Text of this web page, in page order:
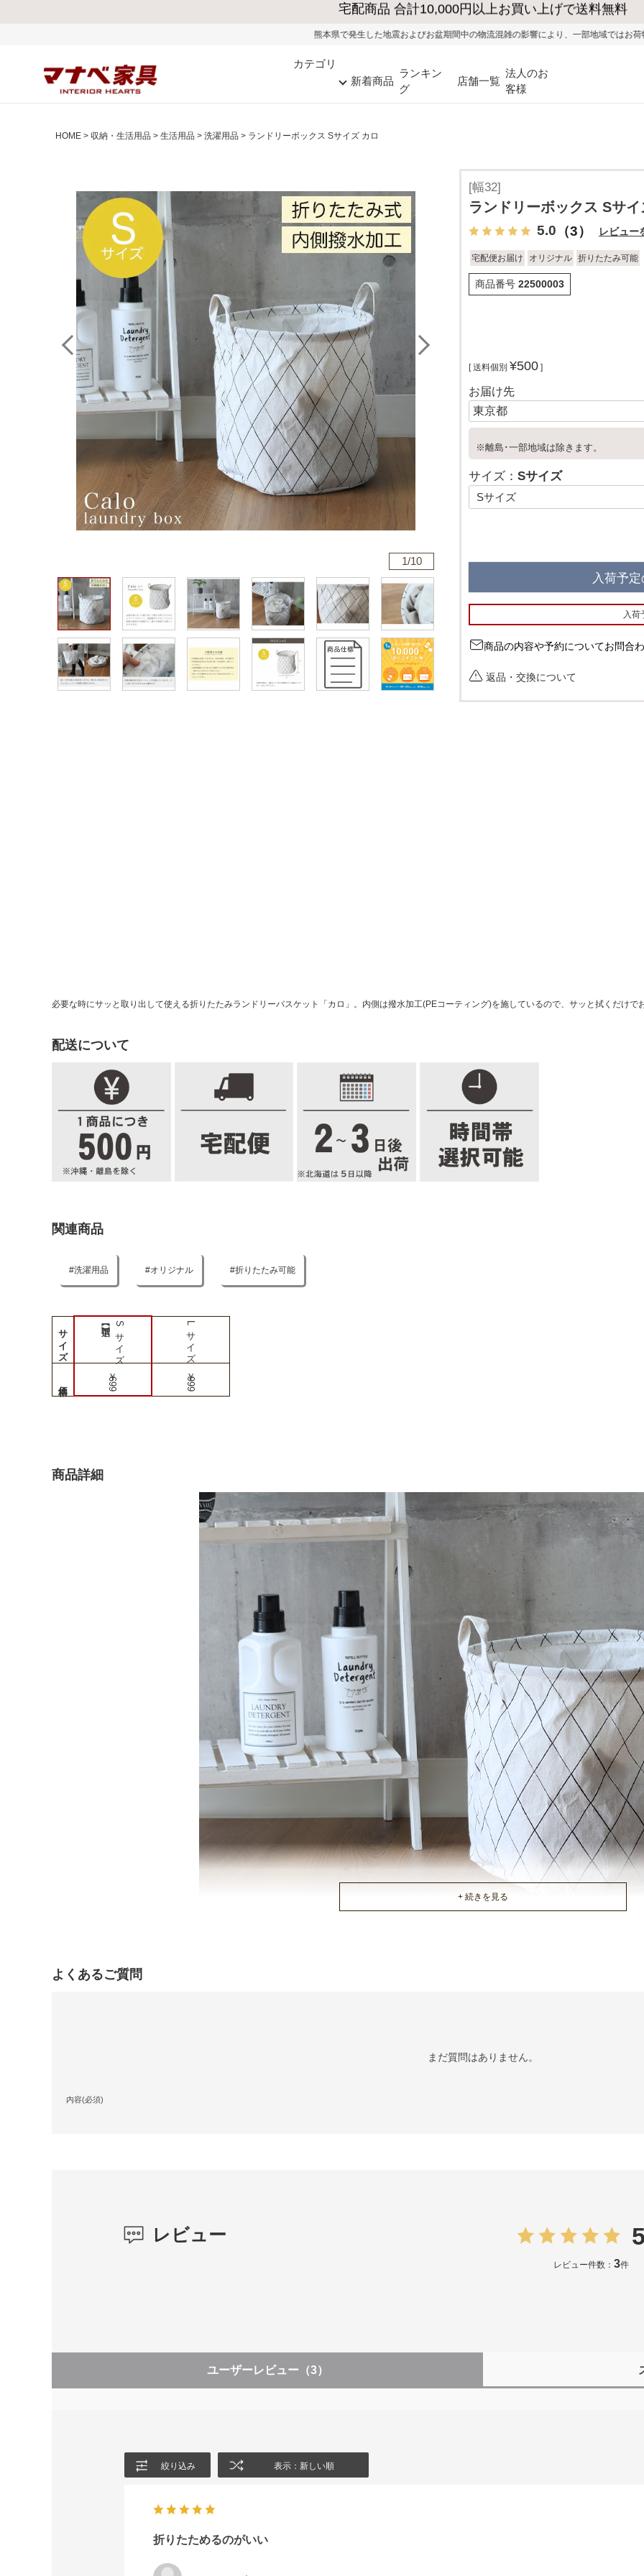
熊本県で発生した地震およびお盆期間中の物流混雑の影響により、一部地域ではお荷物のお届けに遅れが生
カテゴリ
新着商品
ランキン
グ
店舗一覧
法人のお
客様
HOME 収納・生活用品 生活用品 洗濯用品 ランドリーボックス Sサイズ カロ
1/10
[幅32]
ランドリーボックス Sサ
5.0 （3） レビュー
宅配便お届け オリジナル 折りたたみ可能
商品番号 22500003
送料個別 ¥500
お届け先
※離島･一部地域は除きます。
サイズ： Sサイズ
入荷予
入荷
商品の内容や予約についてお問合
返品・交換について
必要な時にサッと取り出して使える折りたたみランドリーバスケット「カロ」。内側は撥水加工(PEコーティング)を施しているので、サッと拭くだけで
配送について
関連商品
洗濯用品 オリジナル 折りたたみ可能
サイズ Sサイズ
￥699
Lサイズ
￥999
商品詳細
よくあるご質問
まだ質問はありません。
内容(必須)
レビュー
レビュー件数： 3件
ユーザーレビュー （3）
絞り込み 表示：新しい順
折りたためるのがいい